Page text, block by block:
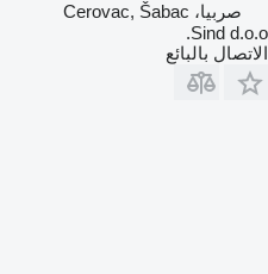
صربيا، Cerovac, Šabac
Sind d.o.o.
الاتصال بالبائع